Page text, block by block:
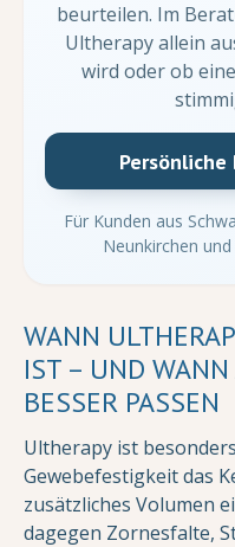
beurteilen. Im
Ultherapy allein
wird oder ob
Für Kunden aus
Neunkirchen
WANN
IST – UND
BESSER PASSEN
Ultherapy ist
Gewebefestigkeit das
zusätzliches Volumen
dagegen Zornesfalte,